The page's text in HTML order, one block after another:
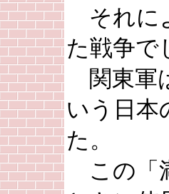
それに
た戦争で
関東軍
いう日本
た。
この「